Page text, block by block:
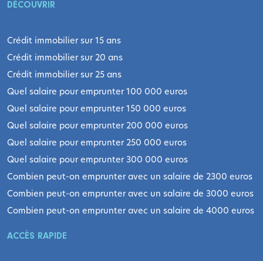
DÉCOUVRIR
Crédit immobilier sur 15 ans
Crédit immobilier sur 20 ans
Crédit immobilier sur 25 ans
Quel salaire pour emprunter 100 000 euros
Quel salaire pour emprunter 150 000 euros
Quel salaire pour emprunter 200 000 euros
Quel salaire pour emprunter 250 000 euros
Quel salaire pour emprunter 300 000 euros
Combien peut-on emprunter avec un salaire de 2300 euros
Combien peut-on emprunter avec un salaire de 3000 euros
Combien peut-on emprunter avec un salaire de 4000 euros
ACCÈS RAPIDE